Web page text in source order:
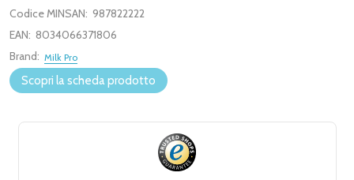
Codice MINSAN: 987822222
EAN: 8034066371806
Brand: Milk Pro
Scopri la scheda prodotto